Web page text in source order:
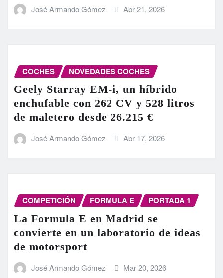
José Armando Gómez Abr 21, 2026
COCHES NOVEDADES COCHES
Geely Starray EM-i, un híbrido
enchufable con 262 CV y 528 litros
de maletero desde 26.215 €
José Armando Gómez Abr 17, 2026
COMPETICIÓN FORMULA E PORTADA 1
La Formula E en Madrid se
convierte en un laboratorio de ideas
de motorsport
José Armando Gómez Mar 20, 2026